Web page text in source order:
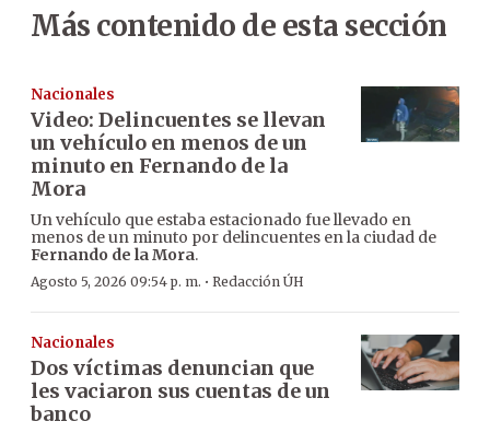
Más contenido de esta sección
Nacionales
Video: Delincuentes se llevan
un vehículo en menos de un
minuto en Fernando de la
Mora
Un vehículo que estaba estacionado fue llevado en
menos de un minuto por delincuentes en la ciudad de
Fernando de la Mora.
Agosto 5, 2026 09:54 p. m. · Redacción ÚH
Nacionales
Dos víctimas denuncian que
les vaciaron sus cuentas de un
banco